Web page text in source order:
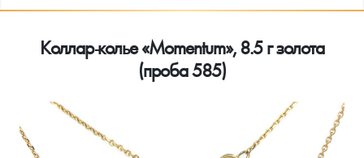
Инвестиционные монеты
Монеты Россия и СССР
Памятные и старинные монеты
Как сделать заказ
Подлинность монет
Доставка
Услуги
Коллар-колье «Momentum», 8.5 г золота
(проба 585)